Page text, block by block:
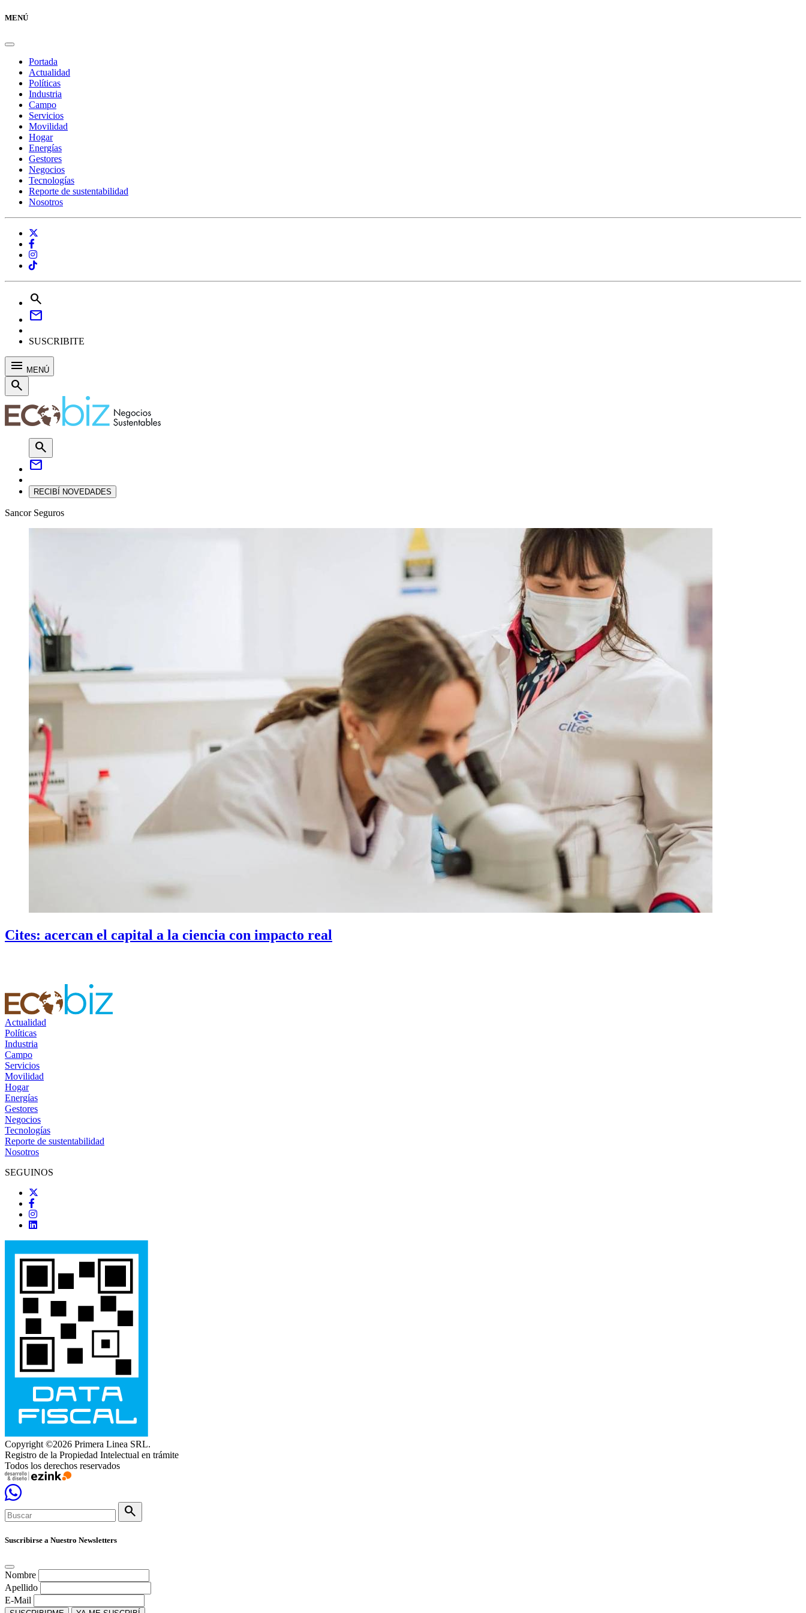
MENÚ
Portada
Actualidad
Políticas
Industria
Campo
Servicios
Movilidad
Hogar
Energías
Gestores
Negocios
Tecnologías
Reporte de sustentabilidad
Nosotros
search
mail
SUSCRIBITE
menu MENÚ
search
search
mail
RECIBÍ NOVEDADES
Sancor Seguros
Cites: acercan el capital a la ciencia con impacto real
Actualidad
Políticas
Industria
Campo
Servicios
Movilidad
Hogar
Energías
Gestores
Negocios
Tecnologías
Reporte de sustentabilidad
Nosotros
SEGUINOS
Copyright ©2026 Primera Linea SRL.
Registro de la Propiedad Intelectual en trámite
Todos los derechos reservados
search
Suscribirse a Nuestro Newsletters
Nombre
Apellido
E-Mail